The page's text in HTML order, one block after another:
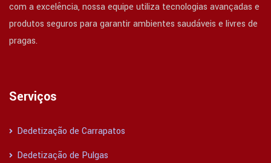
com a excelência, nossa equipe utiliza tecnologias avançadas e
produtos seguros para garantir ambientes saudáveis e livres de
pragas.
Serviços
Dedetização de Carrapatos
Dedetização de Pulgas